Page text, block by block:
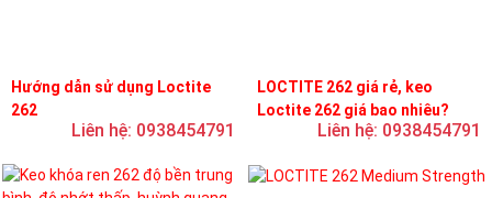
Hướng dẫn sử dụng Loctite
262
Liên hệ: 0938454791
LOCTITE 262 giá rẻ, keo
Loctite 262 giá bao nhiêu?
Liên hệ: 0938454791